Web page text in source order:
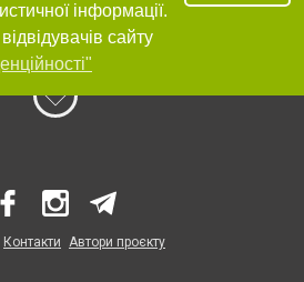
інформації.
сайту
Контакти Автори проєкту